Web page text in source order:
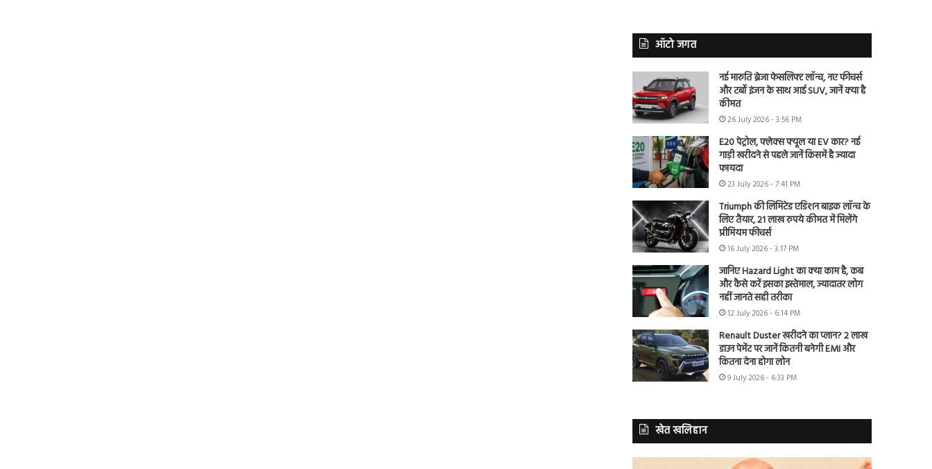
ऑटो जगत
नई मारुति ब्रेजा फेसलिफ्ट लॉन्च, नए फीचर्स
और टर्बो इंजन के साथ आई SUV, जानें क्या है
कीमत
26 July 2026 - 3:56 PM
E20 पेट्रोल, फ्लेक्स फ्यूल या EV कार? नई
गाड़ी खरीदने से पहले जानें किसमें है ज्यादा
फायदा
23 July 2026 - 7:41 PM
Triumph की लिमिटेड एडिशन बाइक लॉन्च के
लिए तैयार, 21 लाख रुपये कीमत में मिलेंगे
प्रीमियम फीचर्स
16 July 2026 - 3:17 PM
जानिए Hazard Light का क्या काम है, कब
और कैसे करें इसका इस्तेमाल, ज्यादातर लोग
नहीं जानते सही तरीका
12 July 2026 - 6:14 PM
Renault Duster खरीदने का प्लान? 2 लाख
डाउन पेमेंट पर जानें कितनी बनेगी EMI और
कितना देना होगा लोन
9 July 2026 - 6:33 PM
खेत खलिहान